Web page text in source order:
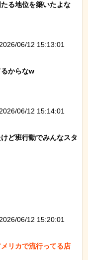
る地位を築いたよな
06/12 15:13:01
からなw
06/12 15:14:01
ど班行動でみんなスタ
06/12 15:20:01
リカで流行ってる店